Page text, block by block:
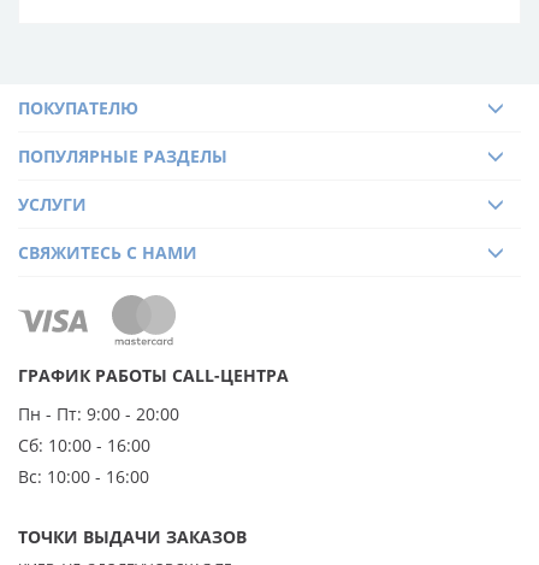
ПОКУПАТЕЛЮ
ПОПУЛЯРНЫЕ РАЗДЕЛЫ
УСЛУГИ
ГРАФИК РАБОТЫ CALL-ЦЕНТРА
Пн - Пт: 9:00 - 20:00
Сб: 10:00 - 16:00
Вс: 10:00 - 16:00
ТОЧКИ ВЫДАЧИ ЗАКАЗОВ
СВЯЖИТЕСЬ С НАМИ